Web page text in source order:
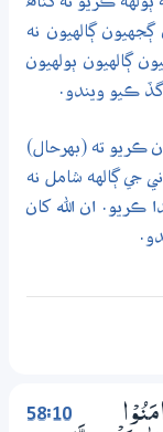
ڳالهيون نه
ڳالهيون ٻولهيون
گڏ ڪيو ويندو.
ڪريو ته (بهرحال)
جي ڳالهه شامل نه
ڪريو. ان الله کان
58:10